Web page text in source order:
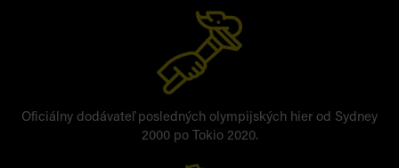
Oficiálny dodávateľ posledných olympijských hier od Sydney
2000 po Tokio 2020.